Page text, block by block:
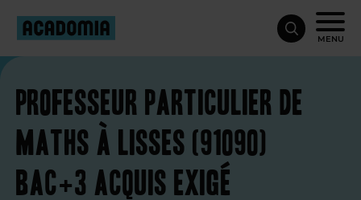
MENU
Professeur particulier de
maths à Lisses (91090)
Bac+3 acquis exigé